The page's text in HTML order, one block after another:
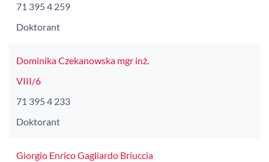
71 395 4 259
Doktorant
Dominika Czekanowska mgr inż.
VIII/6
71 395 4 233
Doktorant
Giorgio Enrico Gagliardo Briuccia